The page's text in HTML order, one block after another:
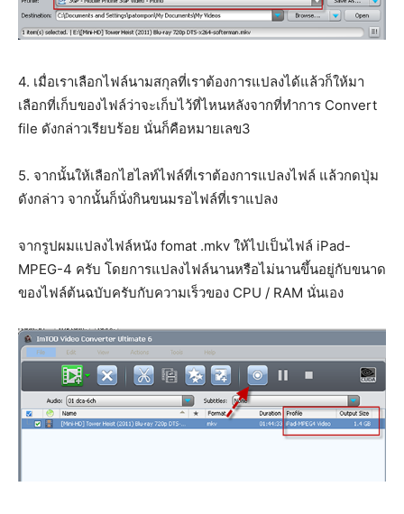
4. เมื่อเราเลือกไฟล์นามสกุลที่เราต้องการแปลงได้แล้วก็ให้มา
เลือกที่เก็บของไฟล์ว่าจะเก็บไว้ที่ไหนหลังจากที่ทำการ Convert
file ดังกล่าวเรียบร้อย นั่นก็คือหมายเลข3
5. จากนั้นให้เลือกไฮไลท์ไฟล์ที่เราต้องการแปลงไฟล์ แล้วกดปุ่ม
ดังกล่าว จากนั้นก็นั่งกินขนมรอไฟล์ที่เราแปลง
จากรูปผมแปลงไฟล์หนัง fomat .mkv ให้ไปเป็นไฟล์ iPad-
MPEG-4 ครับ โดยการแปลงไฟล์นานหรือไม่นานขึ้นอยู่กับขนาด
ของไฟล์ต้นฉบับครับกับความเร็วของ CPU / RAM นั่นเอง